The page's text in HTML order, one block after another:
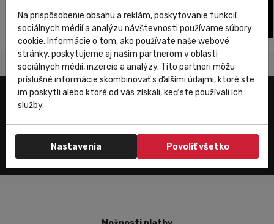
Zákaznícky servis
Na prispôsobenie obsahu a reklám, poskytovanie funkcií
sociálnych médií a analýzu návštevnosti používame súbory
cookie. Informácie o tom, ako používate naše webové
stránky, poskytujeme aj našim partnerom v oblasti
sociálnych médií, inzercie a analýzy. Títo partneri môžu
príslušné informácie skombinovať s ďalšími údajmi, ktoré ste
im poskytli alebo ktoré od vás získali, keď ste používali ich
služby.
Nastavenia Povoliť všetko